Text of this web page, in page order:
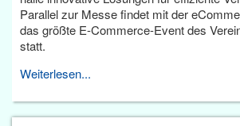
Parallel zur Messe findet mit der
das größte E-Commerce-Event des
statt.
Weiterlesen...